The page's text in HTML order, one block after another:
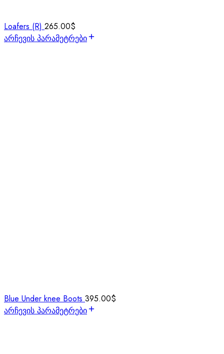
Loafers (R) 265.00$
არჩევის პარამეტრები
Blue Under knee Boots 395.00$
არჩევის პარამეტრები